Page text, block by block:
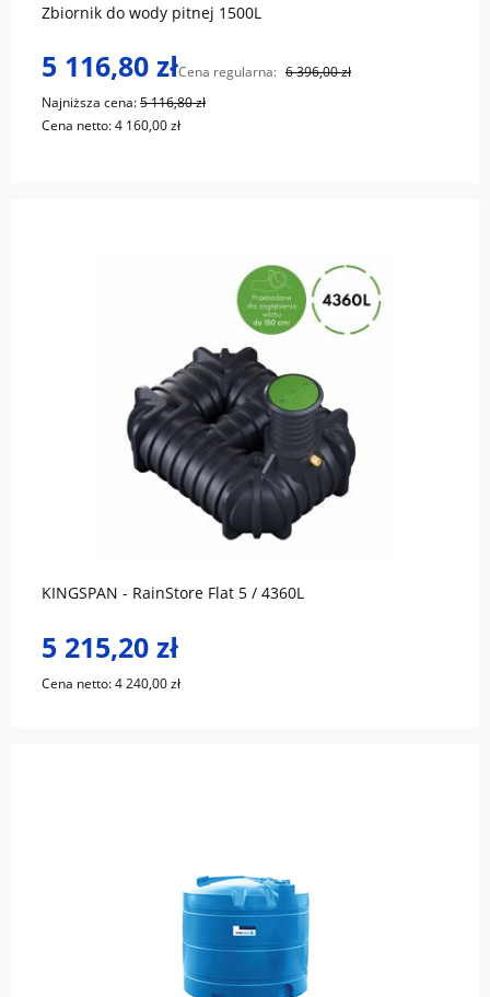
Zbiornik do wody pitnej 1500L
5 116,80 złCena regularna: 6 396,00 zł
Najniższa cena:5 116,80 zł
Cena netto:4 160,00 zł
KINGSPAN - RainStore Flat 5 / 4360L
5 215,20 zł
Cena netto:4 240,00 zł
do koszyka